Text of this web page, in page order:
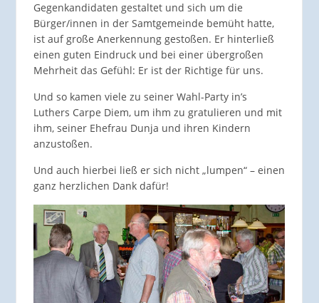
Gegenkandidaten gestaltet und sich um die
Bürger/innen in der Samtgemeinde bemüht hatte,
ist auf große Anerkennung gestoßen. Er hinterließ
einen guten Eindruck und bei einer übergroßen
Mehrheit das Gefühl: Er ist der Richtige für uns.
Und so kamen viele zu seiner Wahl-Party in’s
Luthers Carpe Diem, um ihm zu gratulieren und mit
ihm, seiner Ehefrau Dunja und ihren Kindern
anzustoßen.
Und auch hierbei ließ er sich nicht „lumpen“ – einen
ganz herzlichen Dank dafür!